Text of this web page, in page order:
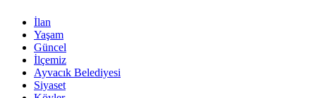
İlan
Yaşam
Güncel
İlçemiz
Ayvacık Belediyesi
Siyaset